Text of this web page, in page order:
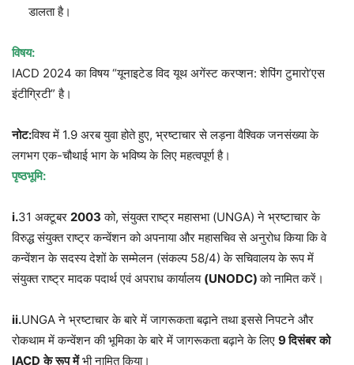
डालता है।
विषय:
IACD 2024 का विषय “यूनाइटेड विद यूथ अगेंस्ट करप्शन: शेपिंग टुमारो’एस
इंटीग्रिटी” है।
नोट:विश्व में 1.9 अरब युवा होते हुए, भ्रष्टाचार से लड़ना वैश्विक जनसंख्या के
लगभग एक-चौथाई भाग के भविष्य के लिए महत्वपूर्ण है।
पृष्ठभूमि:
i.31 अक्टूबर 2003 को, संयुक्त राष्ट्र महासभा (UNGA) ने भ्रष्टाचार के
विरुद्ध संयुक्त राष्ट्र कन्वेंशन को अपनाया और महासचिव से अनुरोध किया कि वे
कन्वेंशन के सदस्य देशों के सम्मेलन (संकल्प 58/4) के सचिवालय के रूप में
संयुक्त राष्ट्र मादक पदार्थ एवं अपराध कार्यालय (UNODC)को नामित करें।
ii.UNGA ने भ्रष्टाचार के बारे में जागरूकता बढ़ाने तथा इससे निपटने और
रोकथाम में कन्वेंशन की भूमिका के बारे में जागरूकता बढ़ाने के लिए 9दिसंबर को
IACD के रूप मेंभी नामित किया।